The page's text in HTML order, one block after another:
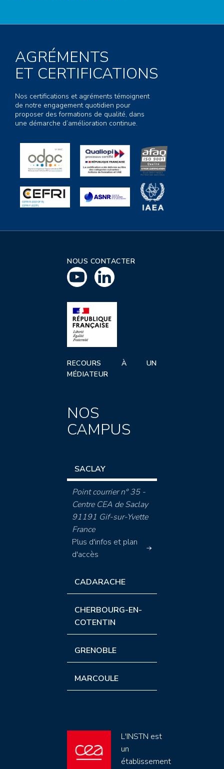
AGRÉMENTS
ET CERTIFICATIONS
Nos certifications et agréments témoignent
de notre engagement quotidien pour
proposer des formations de qualité, dans
une démarche d’amélioration continue.
NOUS CONTACTER
RECOURS À UN
MÉDIATEUR
NOS
CAMPUS
SACLAY
Point courrier n° 35 -
Centre CEA de Saclay
91191 Gif-sur-Yvette
France
Plus d'infos et plan
d'accès
CADARACHE
CHERBOURG-EN-
COTENTIN
GRENOBLE
MARCOULE
L'INSTN est
un
établissement